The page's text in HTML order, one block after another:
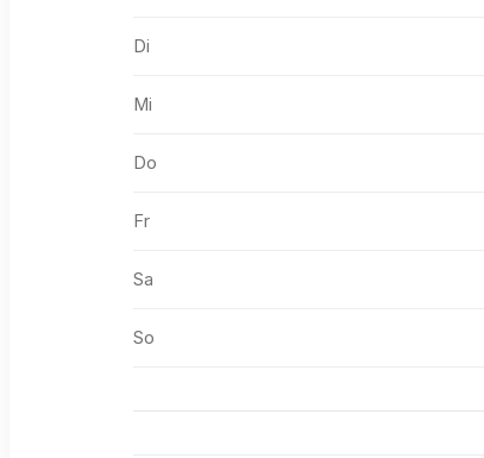
Di
Mi
Do
Fr
Sa
So